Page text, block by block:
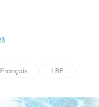
François LBE